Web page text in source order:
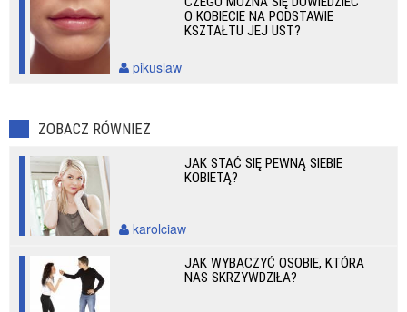
O KOBIECIE NA PODSTAWIE
KSZTAŁTU JEJ UST?
pikuslaw
ZOBACZ RÓWNIEŻ
JAK STAĆ SIĘ PEWNĄ SIEBIE
KOBIETĄ?
karolciaw
JAK WYBACZYĆ OSOBIE, KTÓRA
NAS SKRZYWDZIŁA?